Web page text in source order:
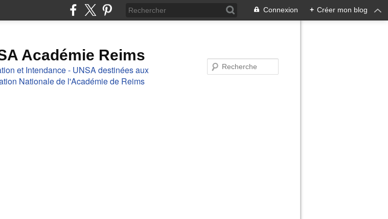
Connexion + Créer mon blog
Académie Reims
et Intendance - UNSA destinées aux
Nationale de l'Académie de Reims